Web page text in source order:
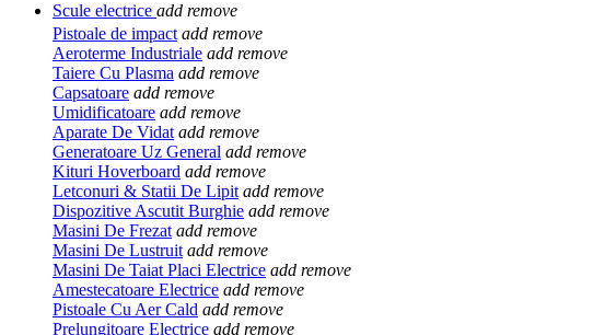
Scule electrice add remove
Pistoale de impact add remove
Aeroterme Industriale add remove
Taiere Cu Plasma add remove
Capsatoare add remove
Umidificatoare add remove
Aparate De Vidat add remove
Generatoare Uz General add remove
Kituri Hoverboard add remove
Letconuri & Statii De Lipit add remove
Dispozitive Ascutit Burghie add remove
Masini De Frezat add remove
Masini De Lustruit add remove
Masini De Taiat Placi Electrice add remove
Amestecatoare Electrice add remove
Pistoale Cu Aer Cald add remove
Prelungitoare Electrice add remove